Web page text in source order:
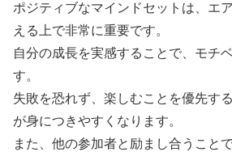
ポジティブなマインドセットは、エ
える上で非常に重要です。
自分の成長を実感することで、モチ
す。
失敗を恐れず、楽しむことを優先す
が身につきやすくなります。
また、他の参加者と励まし合うこと